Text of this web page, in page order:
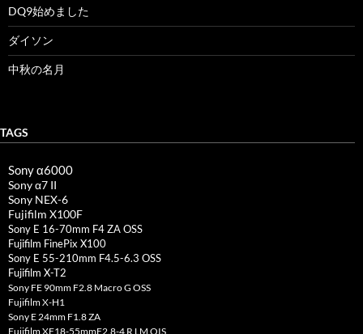
DQ9始めました
ダイソン
中秋の名月
TAGS
Sony α6000
Sony α7 II
Sony NEX-6
Fujifilm X100F
Sony E 16-70mm F4 ZA OSS
Fujifilm FinePix X100
Sony E 55-210mm F4.5-6.3 OSS
Fujifilm X-T2
Sony FE 90mm F2.8 Macro G OSS
Fujifilm X-H1
Sony E 24mm F1.8 ZA
Fujifilm XF18-55mmF2.8-4 R LM OIS